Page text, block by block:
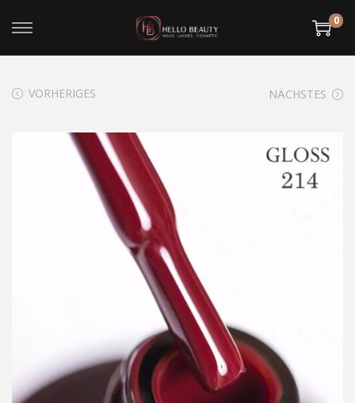
0
VORHERIGES NÄCHSTES